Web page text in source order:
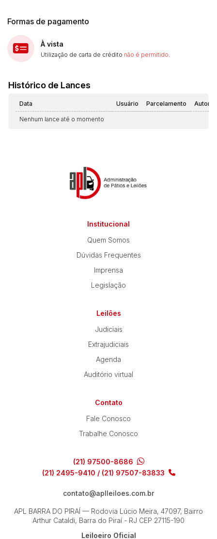
Formas de pagamento
À vista
Utilização de carta de crédito não é permitido
Histórico de Lances
Data Usuário Parcelamento
Nenhum lance até o momento
Institucional
Quem Somos
Dúvidas Frequentes
Imprensa
Legislação
Leilões
Judiciais
Extrajudiciais
Agenda
Auditório virtual
Contato
Fale Conosco
Trabalhe Conosco
(21) 97500-8686
(21) 2495-9410 / (21) 97507-83833
contato@aplleiloes.com.br
APL BARRA DO PIRAÍ — Rodovia Lúcio Meira, 47097, Bairro
Arthur Cataldi, Barra do Piraí - RJ CEP 27115-190
Leiloeiro Oficial